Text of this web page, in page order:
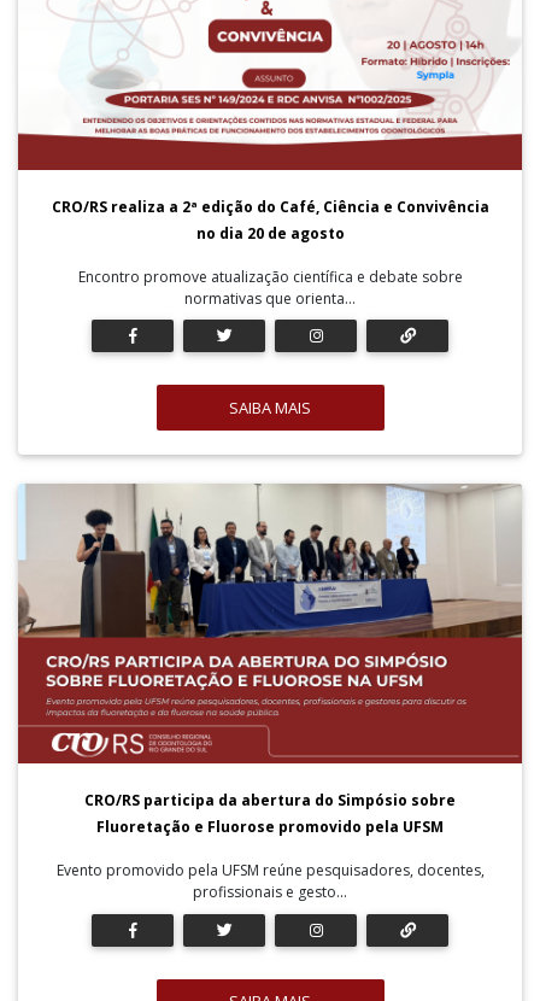
CRO/RS realiza a 2ª edição do Café, Ciência e Convivência
no dia 20 de agosto
Encontro promove atualização científica e debate sobre
normativas que orienta...
SAIBA MAIS
CRO/RS participa da abertura do Simpósio sobre
Fluoretação e Fluorose promovido pela UFSM
Evento promovido pela UFSM reúne pesquisadores, docentes,
profissionais e gesto...